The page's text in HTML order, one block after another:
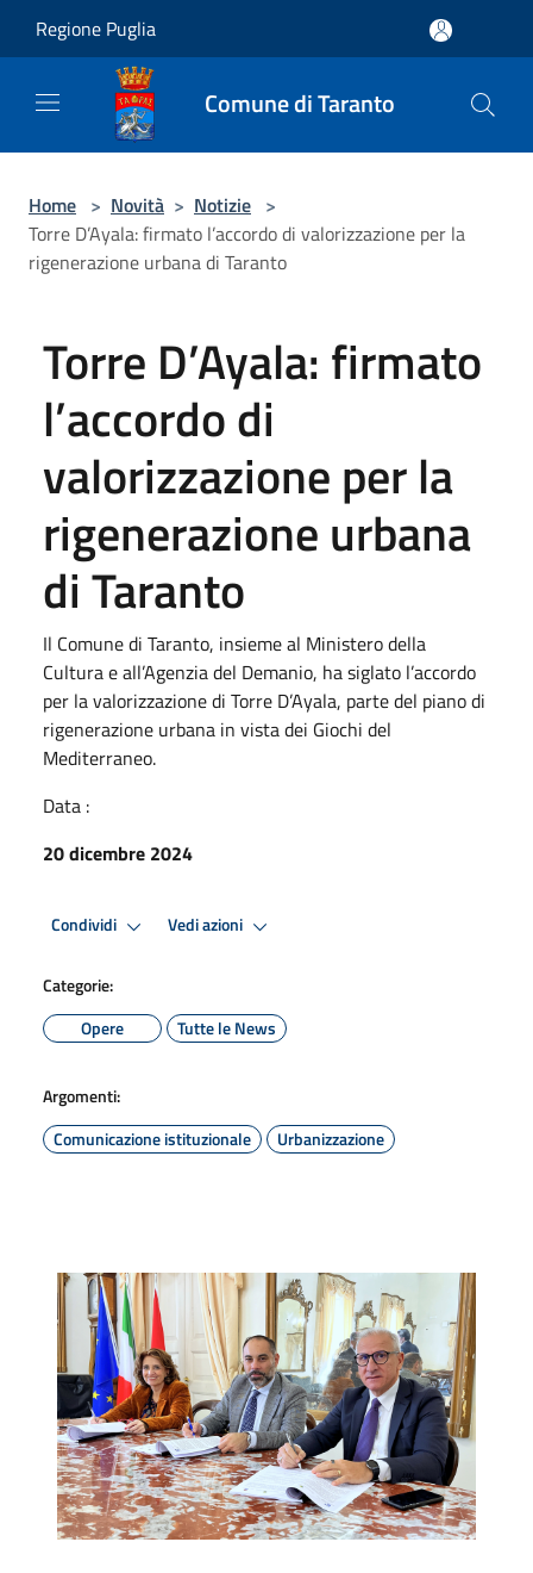
Regione Puglia
Comune di Taranto
Home > Novità > Notizie >
Torre D’Ayala: firmato l’accordo di valorizzazione per la
rigenerazione urbana di Taranto
Torre D’Ayala: firmato
l’accordo di
valorizzazione per la
rigenerazione urbana
di Taranto
Il Comune di Taranto, insieme al Ministero della
Cultura e all’Agenzia del Demanio, ha siglato l’accordo
per la valorizzazione di Torre D’Ayala, parte del piano di
rigenerazione urbana in vista dei Giochi del
Mediterraneo.
Data :
20 dicembre 2024
Condividi Vedi azioni
Categorie:
Opere
Tutte le News
Argomenti:
Comunicazione istituzionale
Urbanizzazione